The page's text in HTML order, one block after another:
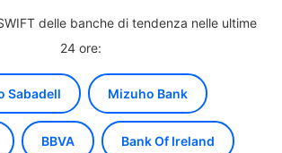
delle banche di tendenza nelle ultime
24 ore:
Sabadell Mizuho Bank
BBVA Bank Of Ireland